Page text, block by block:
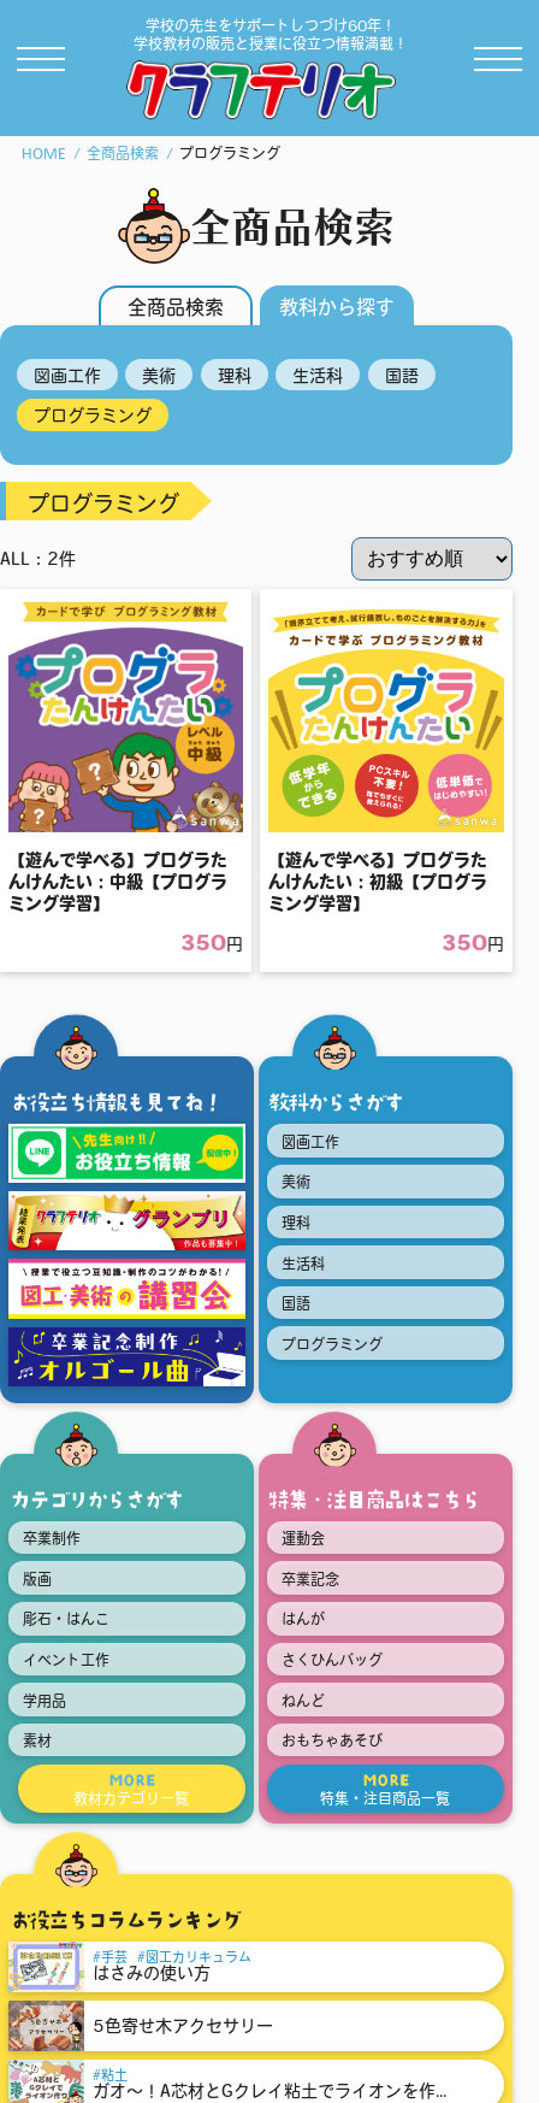
学校の先生をサポートしつづけ60年！
学校教材の販売と授業に役立つ情報満載！
HOME 全商品検索 プログラミング
お役立ち情報も見てね！ 教科からさがす
図画工作
美術
理科
生活科
国語
プログラミング
カテゴリからさがす
卒業制作
版画
彫石・はんこ
イベント工作
学用品
素材
MORE
教材カテゴリ一覧
特集・注目商品はこちら
運動会
卒業記念
はんが
さくひんバッグ
ねんど
おもちゃあそび
MORE
特集・注目商品一覧
お役立ちコラムランキング
手芸 図工カリキュラム
はさみの使い方
5色寄せ木アクセサリー
粘土
ガオ～！A芯材とGクレイ粘土でライオンを作...
全商品検索
全商品検索 教科から探す
図画工作 美術 理科 生活科 国語
プログラミング
プログラミング
ALL：2件
【遊んで学べる】プログラた
んけんたい：中級【プログラ
ミング学習】
350円
【遊んで学べる】プログラた
んけんたい：初級【プログラ
ミング学習】
350円